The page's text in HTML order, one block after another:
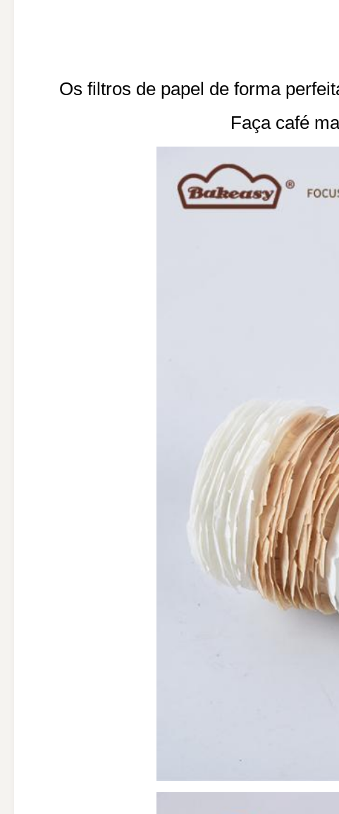
Os filtros de papel de forma
Faça café